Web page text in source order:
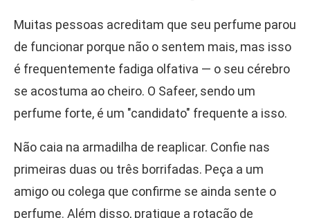
Muitas pessoas acreditam que seu perfume parou
de funcionar porque não o sentem mais, mas isso
é frequentemente fadiga olfativa — o seu cérebro
se acostuma ao cheiro. O Safeer, sendo um
perfume forte, é um "candidato" frequente a isso.
Não caia na armadilha de reaplicar. Confie nas
primeiras duas ou três borrifadas. Peça a um
amigo ou colega que confirme se ainda sente o
perfume. Além disso, pratique a rotação de